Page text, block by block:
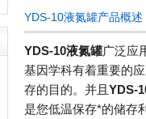
YDS-10液氮罐产品概述
YDS-10液氮罐广泛应
基因学科有着重要的
存的目的。并且 YDS-
是您低温保存*的储存